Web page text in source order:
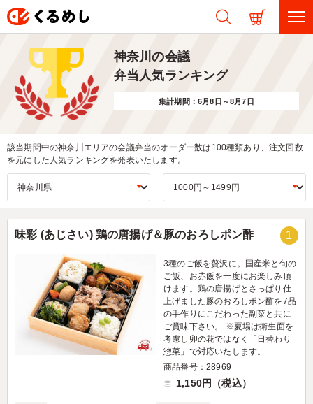
神奈川の会議
弁当人気ランキング
集計期間：6月8日～8月7日
該当期間中の神奈川エリアの会議弁当のオーダー数は100種類あり、注文回数
を元にした人気ランキングを発表いたします。
味彩 (あじさい) 鶏の唐揚げ＆豚のおろしポン酢 1
3種のご飯を贅沢に。国産米と旬の
ご飯、お赤飯を一度にお楽しみ頂
けます。鶏の唐揚げとさっぱり仕
上げました豚のおろしポン酢を7品
の手作りにこだわった副菜と共に
ご賞味下さい。 ※夏場は衛生面を
考慮し卯の花ではなく「日替わり
惣菜」で対応いたします。
商品番号：28969
1,150円（税込）